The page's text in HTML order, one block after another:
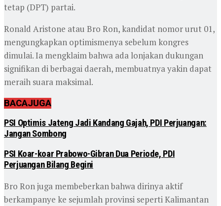
tetap (DPT) partai.
Ronald Aristone atau Bro Ron, kandidat nomor urut 01,
mengungkapkan optimismenya sebelum kongres
dimulai. Ia mengklaim bahwa ada lonjakan dukungan
signifikan di berbagai daerah, membuatnya yakin dapat
meraih suara maksimal.
BACAJUGA
PSI Optimis Jateng Jadi Kandang Gajah, PDI Perjuangan:
Jangan Sombong
PSI Koar-koar Prabowo-Gibran Dua Periode, PDI
Perjuangan Bilang Begini
Bro Ron juga membeberkan bahwa dirinya aktif
berkampanye ke sejumlah provinsi seperti Kalimantan